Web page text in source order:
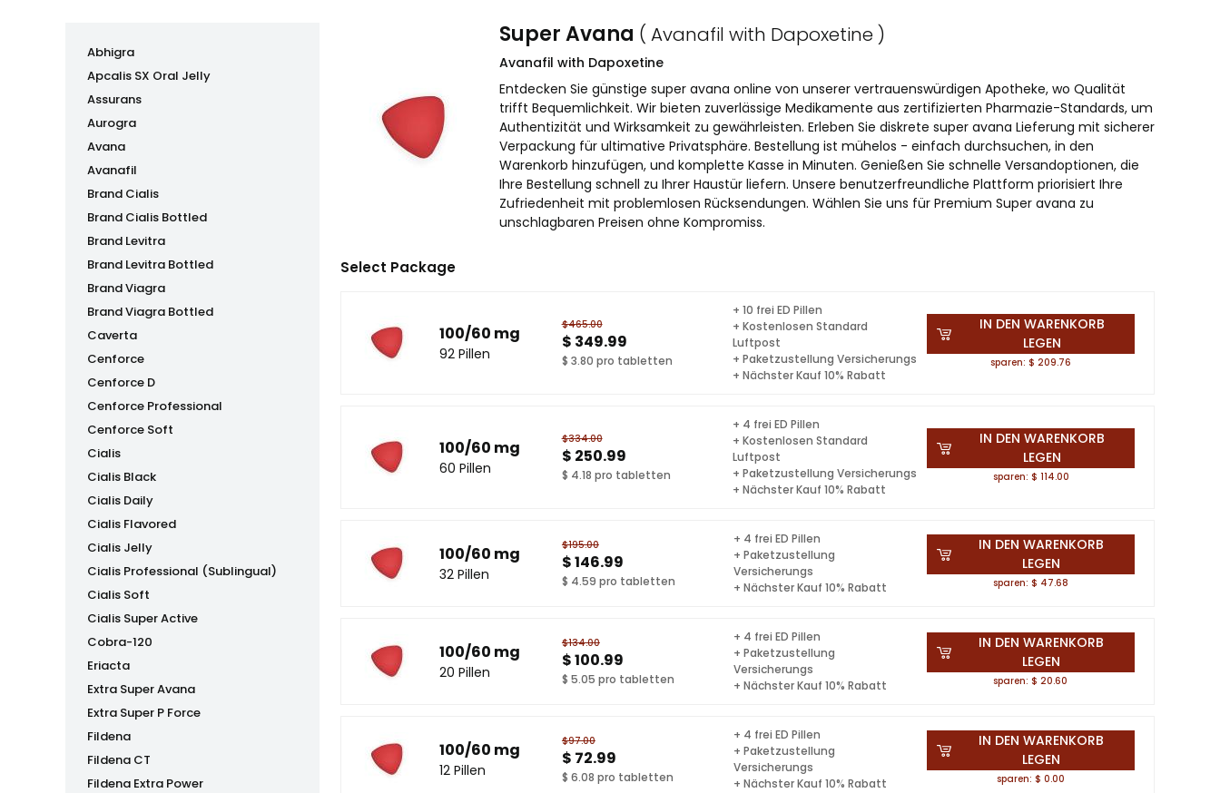
Abhigra
Apcalis SX Oral Jelly
Assurans
Aurogra
Avana
Avanafil
Brand Cialis
Brand Cialis Bottled
Brand Levitra
Brand Levitra Bottled
Brand Viagra
Brand Viagra Bottled
Caverta
Cenforce
Cenforce D
Cenforce Professional
Cenforce Soft
Cialis
Cialis Black
Cialis Daily
Cialis Flavored
Cialis Jelly
Cialis Professional (Sublingual)
Cialis Soft
Cialis Super Active
Cobra-120
Eriacta
Extra Super Avana
Extra Super P Force
Fildena
Fildena CT
Fildena Extra Power
Super Avana ( Avanafil with Dapoxetine )
Avanafil with Dapoxetine
Entdecken Sie günstige super avana online von unserer vertrauenswürdigen Apotheke, wo Qualität
trifft Bequemlichkeit. Wir bieten zuverlässige Medikamente aus zertifizierten Pharmazie-Standards, um
Authentizität und Wirksamkeit zu gewährleisten. Erleben Sie diskrete super avana Lieferung mit sicherer
Verpackung für ultimative Privatsphäre. Bestellung ist mühelos - einfach durchsuchen, in den
Warenkorb hinzufügen, und komplette Kasse in Minuten. Genießen Sie schnelle Versandoptionen, die
Ihre Bestellung schnell zu Ihrer Haustür liefern. Unsere benutzerfreundliche Plattform priorisiert Ihre
Zufriedenheit mit problemlosen Rücksendungen. Wählen Sie uns für Premium Super avana zu
unschlagbaren Preisen ohne Kompromiss.
Select Package
100/60 mg
92 Pillen
$465.00
$ 349.99
$ 3.80 pro tabletten
+ 10 frei ED Pillen
+ Kostenlosen Standard
Luftpost
+ Paketzustellung Versicherungs
+ Nächster Kauf 10% Rabatt
IN DEN WARENKORB
LEGEN
sparen: $ 209.76
100/60 mg
60 Pillen
$334.00
$ 250.99
$ 4.18 pro tabletten
+ 4 frei ED Pillen
+ Kostenlosen Standard
Luftpost
+ Paketzustellung Versicherungs
+ Nächster Kauf 10% Rabatt
IN DEN WARENKORB
LEGEN
sparen: $ 114.00
100/60 mg
32 Pillen
$195.00
$ 146.99
$ 4.59 pro tabletten
+ 4 frei ED Pillen
+ Paketzustellung
Versicherungs
+ Nächster Kauf 10% Rabatt
IN DEN WARENKORB
LEGEN
sparen: $ 47.68
100/60 mg
20 Pillen
$134.00
$ 100.99
$ 5.05 pro tabletten
+ 4 frei ED Pillen
+ Paketzustellung
Versicherungs
+ Nächster Kauf 10% Rabatt
IN DEN WARENKORB
LEGEN
sparen: $ 20.60
100/60 mg
12 Pillen
$97.00
$ 72.99
$ 6.08 pro tabletten
+ 4 frei ED Pillen
+ Paketzustellung
Versicherungs
+ Nächster Kauf 10% Rabatt
IN DEN WARENKORB
LEGEN
sparen: $ 0.00